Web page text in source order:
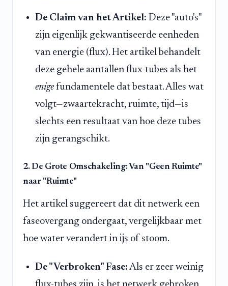
De Claim van het Artikel: Deze "auto's"
zijn eigenlijk gekwantiseerde eenheden
van energie (flux). Het artikel behandelt
deze gehele aantallen flux-tubes als het
enigefundamentele dat bestaat. Alles wat
volgt—zwaartekracht, ruimte, tijd—is
slechts een resultaat van hoe deze tubes
zijn gerangschikt.
2. De Grote Omschakeling: Van "Geen Ruimte"
naar "Ruimte"
Het artikel suggereert dat dit netwerk een
faseovergang ondergaat, vergelijkbaar met
hoe water verandert in ijs of stoom.
De "Verbroken" Fase: Als er zeer weinig